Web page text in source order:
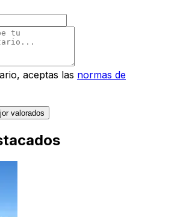
aceptas las normas de
valorados